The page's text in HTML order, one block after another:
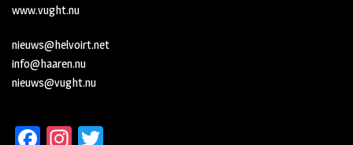
www.vught.nu
nieuws@helvoirt.net
info@haaren.nu
nieuws@vught.nu
Fa In